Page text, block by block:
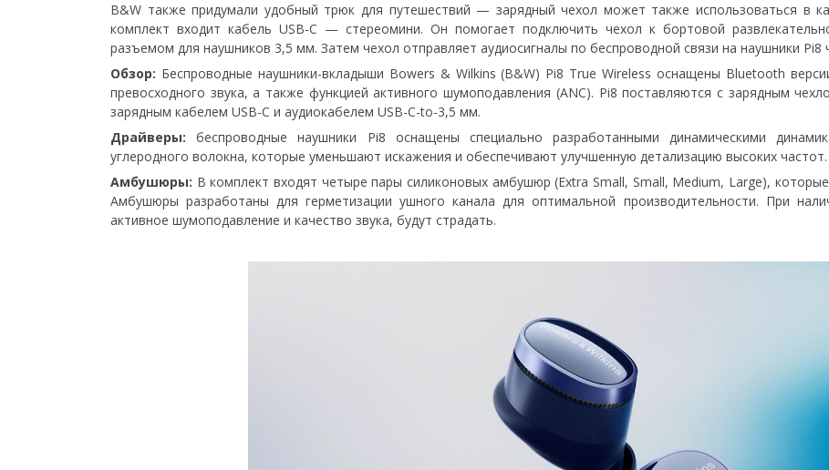
B&W также придумали удобный трюк для путешествий — зарядный чехол может также использоваться в
комплект входит кабель USB-C — стереомини. Он помогает подключить чехол к бортовой
разъемом для наушников 3,5 мм. Затем чехол отправляет аудиосигналы по беспроводной связи на наушники Pi8
Обзор: Беспроводные наушники-вкладыши Bowers & Wilkins (B&W) Pi8 True Wireless оснащены Bluetooth
превосходного звука, а также функцией активного шумоподавления (ANC). Pi8 поставляются с зарядным
зарядным кабелем USB-C и аудиокабелем USB-C-to-3,5 мм.
Драйверы: беспроводные наушники Pi8 оснащены специально разработанными динамическими
углеродного волокна, которые уменьшают искажения и обеспечивают улучшенную детализацию высоких частот.
Амбушюры: В комплект входят четыре пары силиконовых амбушюр (Extra Small, Small, Medium, Large),
Амбушюры разработаны для герметизации ушного канала для оптимальной производительности. При
активное шумоподавление и качество звука, будут страдать.